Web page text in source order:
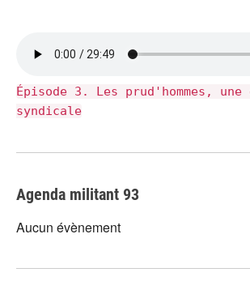
Épisode 3. Les prud'hommes, une
syndicale
Agenda militant 93
Aucun évènement